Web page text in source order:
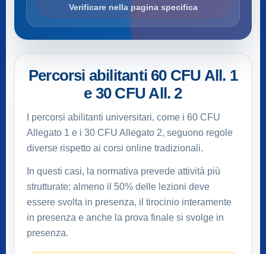
Verificare nella pagina specifica
Percorsi abilitanti 60 CFU All. 1
e 30 CFU All. 2
I percorsi abilitanti universitari, come i 60 CFU
Allegato 1 e i 30 CFU Allegato 2, seguono regole
diverse rispetto ai corsi online tradizionali.
In questi casi, la normativa prevede attività più
strutturate: almeno il 50% delle lezioni deve
essere svolta in presenza, il tirocinio interamente
in presenza e anche la prova finale si svolge in
presenza.